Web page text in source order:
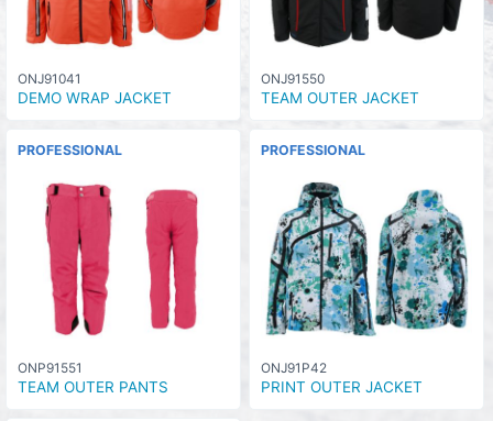
ONJ91041
DEMO WRAP JACKET
ONJ91550
TEAM OUTER JACKET
PROFESSIONAL
ONP91551
TEAM OUTER PANTS
PROFESSIONAL
ONJ91P42
PRINT OUTER JACKET